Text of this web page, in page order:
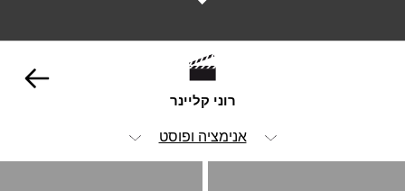
רוני קליינר
אנימציה ופוסט